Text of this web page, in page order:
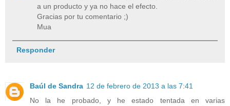
a un producto y ya no hace el efecto.
Gracias por tu comentario ;)
Mua
Responder
Baúl de Sandra 12 de febrero de 2013 a las 7:41
No la he probado, y he estado tentada en varias